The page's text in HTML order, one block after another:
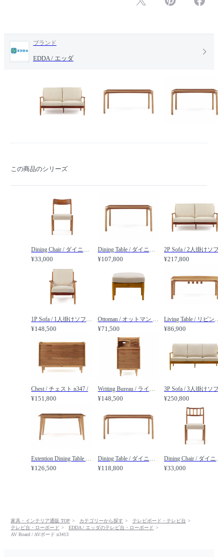
ブランド
EDDA / エッダ
この商品のシリーズ
Dining Chair / ダイニングチェア n341 /
¥33,000
Dining Table / ダイニングテーブル 幅135cm n3418 /
¥107,800 ¥217,800
1P Sofa / 1人掛けソファー n3410 /
¥148,500
Ottoman / オットマン n3420 /
¥71,500
Living Table /
¥86,900
Chest / チェスト n347 /
¥151,800
Writing Bureau / ライティングビューロー n348 /
¥148,500 ¥250,800
Extention Dining Table / エクステンション ダイニングテーブル n345 /
¥126,500
Dining Table / ダイニングテーブル 幅155cm n346 /
¥118,800
Dining
¥33,000
家具・インテリア通販 TOP カテゴリーから探す
テレビボード・テレビ台
テレビ台・ローボード
EDDA / エッダのテレビ台・ローボード
AV Board / AVボード n3413